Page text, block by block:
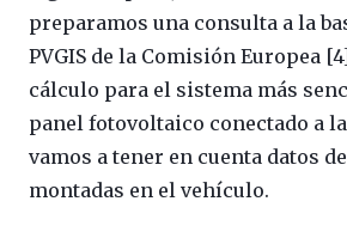
preparamos una consulta a la
PVGIS de la Comisión Europea
cálculo para el sistema más
panel fotovoltaico conectado a
vamos a tener en cuenta datos
montadas en el vehículo.